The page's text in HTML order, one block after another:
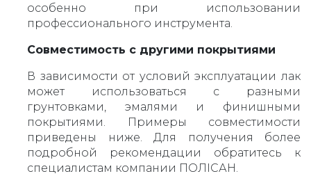
особенно при использовании
профессионального инструмента.
Совместимость с другими покрытиями
В зависимости от условий эксплуатации лак
может использоваться с разными
грунтовками, эмалями и финишными
покрытиями. Примеры совместимости
приведены ниже. Для получения более
подробной рекомендации обратитесь к
специалистам компании ПОЛIСАН.